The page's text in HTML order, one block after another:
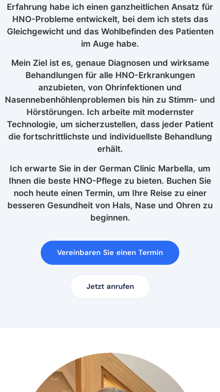
Erfahrung habe ich einen ganzheitlichen Ansatz für
HNO-Probleme entwickelt, bei dem ich stets das
Gleichgewicht und das Wohlbefinden des Patienten
im Auge habe.
Mein Ziel ist es, genaue Diagnosen und wirksame
Behandlungen für alle HNO-Erkrankungen
anzubieten, von Ohrinfektionen und
Nasennebenhöhlenproblemen bis hin zu Stimm- und
Hörstörungen. Ich arbeite mit modernster
Technologie, um sicherzustellen, dass jeder Patient
die fortschrittlichste und individuellste Behandlung
erhält.
Ich erwarte Sie in der German Clinic Marbella, um
Ihnen die beste HNO-Pflege zu bieten. Buchen Sie
noch heute einen Termin, um Ihre Reise zu einer
besseren Gesundheit von Hals, Nase und Ohren zu
beginnen.
Vereinbaren Sie einen Termin
Jetzt anrufen